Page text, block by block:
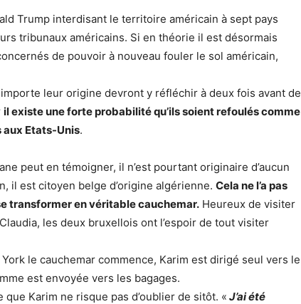
Trump interdisant le territoire américain à sept pays
tribunaux américains. Si en théorie il est désormais
de pouvoir à nouveau fouler le sol américain,
leur origine devront y réfléchir à deux fois avant de
il existe une forte probabilité qu’ils soient refoulés comme
aux Etats-Unis.
peut en témoigner, il n’est pourtant originaire d’aucun
il est citoyen belge d’origine algérienne. Cela ne l’a pas
transformer en véritable cauchemar. Heureux de visiter
les deux bruxellois ont l’espoir de tout visiter
le cauchemar commence, Karim est dirigé seul vers le
est envoyée vers les bagages.
que Karim ne risque pas d’oublier de sitôt. « J’ai été